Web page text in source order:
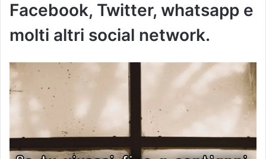
Facebook, Twitter, whatsapp e
molti altri social network.